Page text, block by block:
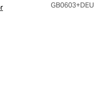
GB0603+DEU